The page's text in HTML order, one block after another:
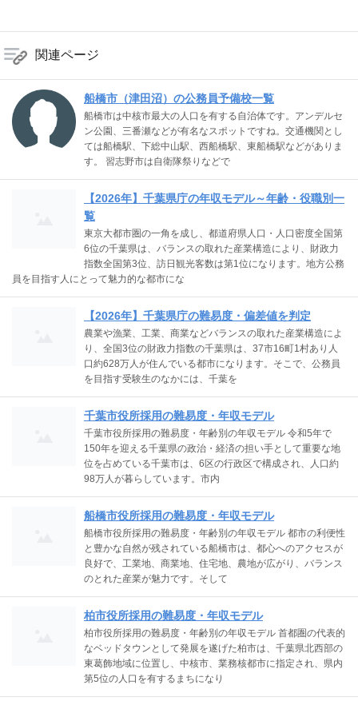
関連ページ
船橋市（津田沼）の公務員予備校一覧
船橋市は中核市最大の人口を有する自治体です。アンデルセ
ン公園、三番瀬などが有名なスポットですね。交通機関とし
ては船橋駅、下総中山駅、西船橋駅、東船橋駅などがありま
す。 習志野市は自衛隊祭りなどで
【2026年】千葉県庁の年収モデル～年齢・役職別一
覧
東京大都市圏の一角を成し、都道府県人口・人口密度全国第
6位の千葉県は、バランスの取れた産業構造により、財政力
指数全国第3位、訪日観光客数は第1位になります。地方公務
員を目指す人にとって魅力的な都市にな
【2026年】千葉県庁の難易度・偏差値を判定
農業や漁業、工業、商業などバランスの取れた産業構造によ
り、全国3位の財政力指数の千葉県は、37市16町1村あり人
口約628万人が住んでいる都市になります。そこで、公務員
を目指す受験生のなかには、千葉を
千葉市役所採用の難易度・年収モデル
千葉市役所採用の難易度・年齢別の年収モデル 令和5年で
150年を迎える千葉県の政治・経済の担い手として重要な地
位を占めている千葉市は、6区の行政区で構成され、人口約
98万人が暮らしています。市内
船橋市役所採用の難易度・年収モデル
船橋市役所採用の難易度・年齢別の年収モデル 都市の利便性
と豊かな自然が残されている船橋市は、都心へのアクセスが
良好で、工業地、商業地、住宅地、農地が広がり、バランス
のとれた産業が魅力です。そして
柏市役所採用の難易度・年収モデル
柏市役所採用の難易度・年齢別の年収モデル 首都圏の代表的
なベッドタウンとして発展を遂げた柏市は、千葉県北西部の
東葛飾地域に位置し、中核市、業務核都市に指定され、県内
第5位の人口を有するまちになり